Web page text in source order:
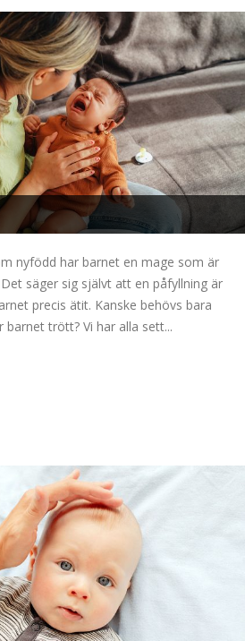
nyfödd har barnet en mage som är
säger sig självt att en påfyllning är
precis ätit. Kanske behövs bara
barnet trött? Vi har alla sett...